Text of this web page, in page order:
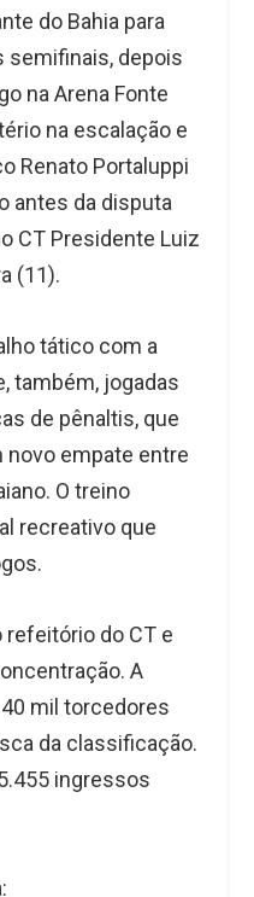
do Bahia para
semifinais, depois
na Arena Fonte
na escalação e
Renato Portaluppi
antes da disputa
CT Presidente Luiz
(11).
tático com a
também, jogadas
de pênaltis, que
novo empate entre
O treino
recreativo que
refeitório do CT e
A
mil torcedores
da classificação.
ingressos